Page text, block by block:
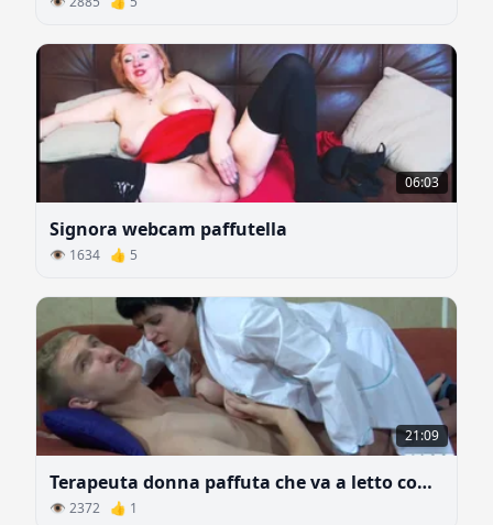
06:03
Signora webcam paffutella
👁 1634 👍 5
21:09
Terapeuta donna paffuta che va a letto con un paziente
👁 2372 👍 1